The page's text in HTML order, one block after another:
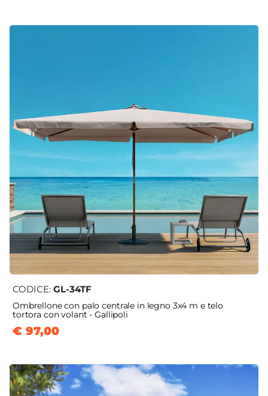
CODICE: GL-34TF
Ombrellone con palo centrale in legno 3x4 m e telo
tortora con volant - Gallipoli
€ 97,00